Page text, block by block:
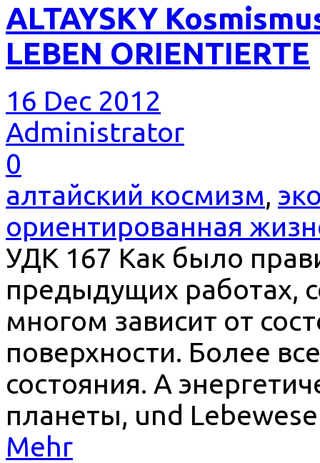
ALTAYSKY
LEBEN ORIENTIERTE
16 Dec 2012
Administrator
0
алтайский космизм,
ориентированная
УДК 167 Как было
предыдущих работах,
многом зависит от
поверхности. Более
состояния. А
планеты, und
Mehr